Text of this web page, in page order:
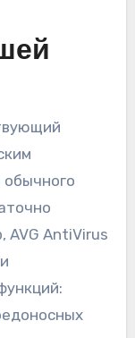
AVG AntiVirus